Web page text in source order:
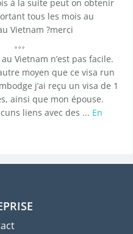
à la suite peut on obtenir
tous les mois au
Vietnam ?merci
Vietnam n’est pas facile.
moyen que ce visa run
j’ai reçu un visa de 1
ainsi que mon épouse.
liens avec des ... En